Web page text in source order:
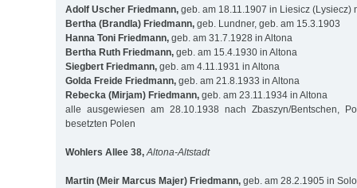
Adolf Uscher Friedmann, geb. am 18.11.1907 in Liesicz (Lysiecz)
Bertha (Brandla) Friedmann, geb. Lundner, geb. am 15.3.1903
Hanna Toni Friedmann, geb. am 31.7.1928 in Altona
Bertha Ruth Friedmann, geb. am 15.4.1930 in Altona
Siegbert Friedmann, geb. am 4.11.1931 in Altona
Golda Freide Friedmann, geb. am 21.8.1933 in Altona
Rebecka (Mirjam) Friedmann, geb. am 23.11.1934 in Altona
alle ausgewiesen am 28.10.1938 nach Zbaszyn/Bentschen,
besetzten Polen
Wohlers Allee 38, Altona-Altstadt
Martin (Meir Marcus Majer) Friedmann, geb. am 28.2.1905 in